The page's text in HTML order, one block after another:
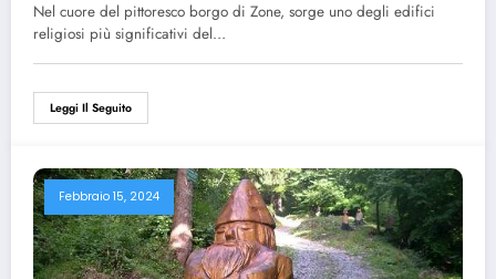
Nel cuore del pittoresco borgo di Zone, sorge uno degli edifici
religiosi più significativi del…
Leggi Il Seguito
Febbraio 15, 2024